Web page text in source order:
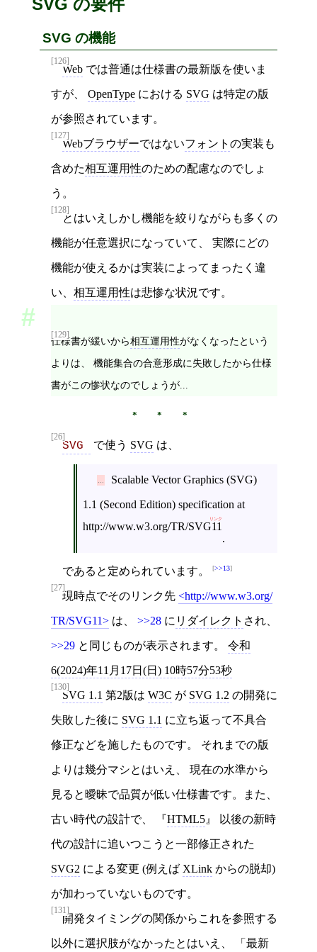
SVG の機能
[126]
Web では普通は仕様書の最新版を使いま
すが、 OpenType における SVG は特定の版
が参照されています。
[127]
Webブラウザーではないフォント の実装も
含めた相互運用性のための配慮なのでしょ
う。
[128]
とはいえしかし機能を絞りながらも多くの
機能が任意選択になっていて、 実際にどの
機能が使えるかは実装によってまったく違
い、 相互運用性は悲惨な状況です。
[129]
仕様書が緩いから相互運用性がなくなったという
よりは、 機能集合の合意形成に失敗したから仕様
書がこの惨状なのでしょうが...
[26]
SVG で使う SVG は、
Scalable Vector Graphics (SVG)
1.1 (Second Edition) specification at
http://www.w3.org/TR/SVG11
リンク
.
であると定められています。 >>13
[27]
現時点でそのリンク先 http://www.w3.org/
TR/SVG11 は、 >>28 に リダイレクト され、
>>29 と同じものが表示されます。 令和
6(2024)年11月17日(日) 10時57分53秒
[130]
SVG 1.1 第2版は W3C が SVG 1.2 の開発に
失敗した後に SVG 1.1 に立ち返って不具合
修正などを施したものです。 それまでの版
よりは幾分マシとはいえ、 現在の水準から
見ると曖昧で品質が低い仕様書です。また、
古い時代の設計で、 HTML5 以後の新時
代の設計に追いつこうと一部修正された
SVG2 による変更 (例えば XLink からの脱却)
が加わっていないものです。
[131]
開発タイミングの関係からこれを参照する
以外に選択肢がなかったとはいえ、 「最新